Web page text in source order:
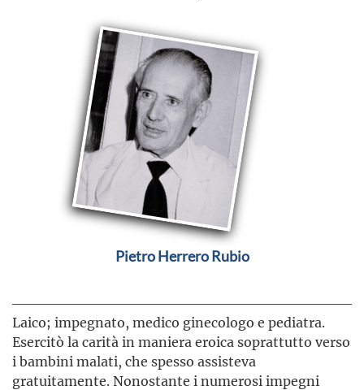
Pietro Herrero Rubio
Laico; impegnato, medico ginecologo e pediatra.
Esercitò la carità in maniera eroica soprattutto verso
i bambini malati, che spesso assisteva
gratuitamente. Nonostante i numerosi impegni